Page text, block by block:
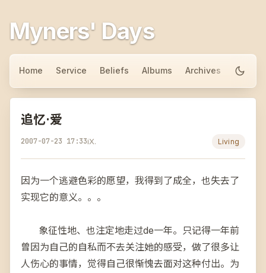
Myners' Days
Home Service Beliefs Albums Archives About
追忆·爱
2007-07-23 17:33iX. Living
因为一个逃避色彩的愿望，我得到了成全，也失去了
实现它的意义。。。
象征性地、也注定地走过de一年。只记得一年前
曾因为自己的自私而不去关注她的感受，做了很多让
人伤心的事情，觉得自己很惭愧去面对这种付出。为